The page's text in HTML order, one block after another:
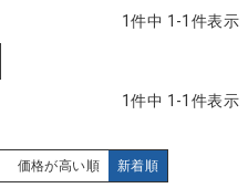
1件中 1 -1 件表示
1件中 1 -1 件表示
価格が高い順 新着順